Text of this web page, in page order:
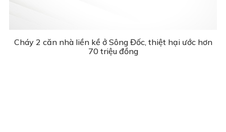
Cháy 2 căn nhà liền kề ở Sông Đốc, thiệt hại ước hơn
70 triệu đồng